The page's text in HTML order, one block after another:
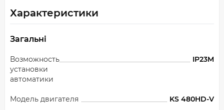
Характеристики
Загальні
Возможность
установки
автоматики
IP23M
Модель двигателя KS 480HD-V